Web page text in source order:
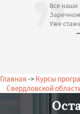
Все
Уже
Главная -> Курсы
Свердловской